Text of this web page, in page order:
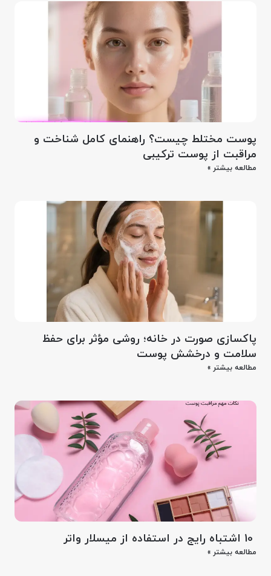
پوست مختلط چیست؟ راهنمای کامل شناخت و
مراقبت از پوست ترکیبی
مطالعه بیشتر »
پاکسازی صورت در خانه؛ روشی مؤثر برای حفظ
سلامت و درخشش پوست
مطالعه بیشتر »
مطالعه بیشتر »